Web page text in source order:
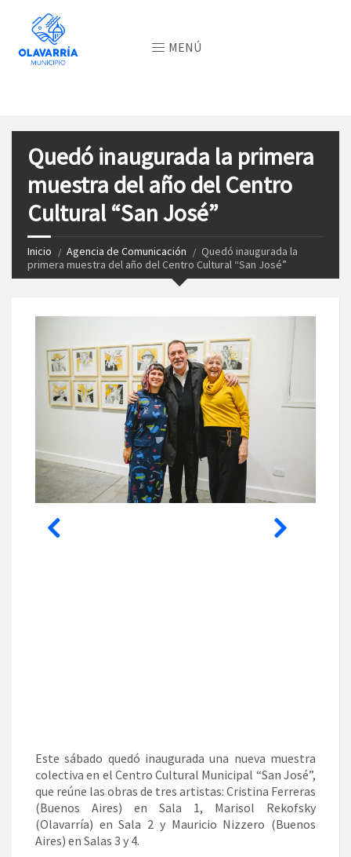
MENÚ
Quedó inaugurada la primera
muestra del año del Centro
Cultural “San José”
Inicio Agencia de Comunicación
Quedó inaugurada la
primera muestra del año del Centro Cultural “San José”
Este sábado quedó inaugurada una nueva muestra
colectiva en el Centro Cultural Municipal “San José”,
que reúne las obras de tres artistas: Cristina Ferreras
(Buenos Aires) en Sala 1, Marisol Rekofsky
(Olavarría) en Sala 2 y Mauricio Nizzero (Buenos
Aires) en Salas 3 y 4.